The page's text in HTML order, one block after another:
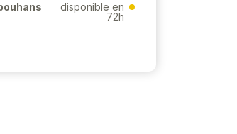
disponible en
72h